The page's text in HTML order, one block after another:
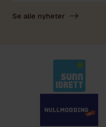
Se alle nyheter